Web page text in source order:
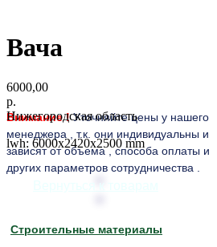
Внимание !Уточняйте цены у нашего
менеджера , т.к. они индивидуальны и
зависят от объема , способа оплаты и
других параметров сотрудничества .
Строительные материалы
Вача
6000,00
р.
Нижегородская область
lwh: 6000x2420x2500 mm